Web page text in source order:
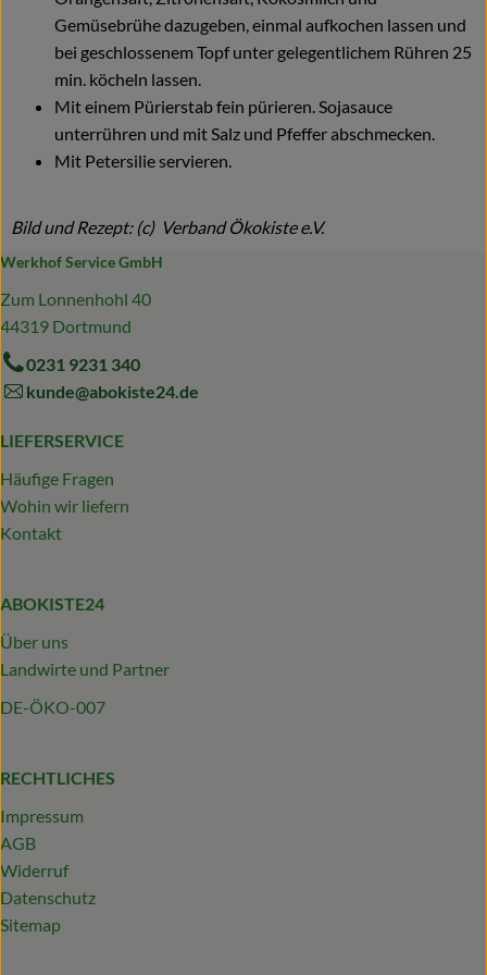
Gemüsebrühe dazugeben, einmal aufkochen lassen und
bei geschlossenem Topf unter gelegentlichem Rühren 25
min. köcheln lassen.
Mit einem Pürierstab fein pürieren. Sojasauce
unterrühren und mit Salz und Pfeffer abschmecken.
Mit Petersilie servieren.
Bild und Rezept: (c) Verband Ökokiste e.V.
Werkhof Service GmbH
Zum Lonnenhohl 40
44319 Dortmund
0231 9231 340
kunde@abokiste24.de
LIEFERSERVICE
Häufige Fragen
Wohin wir liefern
Kontakt
ABOKISTE24
Über uns
Landwirte und Partner
DE-ÖKO-007
RECHTLICHES
Impressum
AGB
Widerruf
Datenschutz
Sitemap